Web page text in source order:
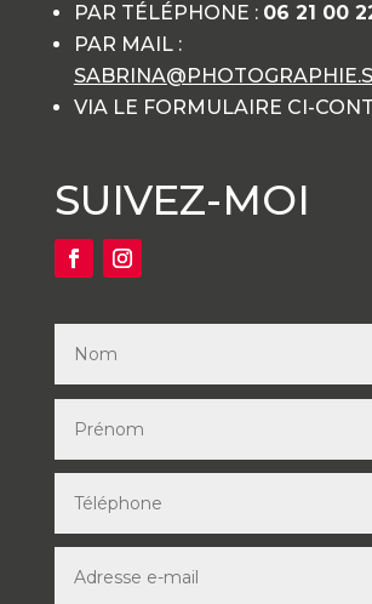
PAR TÉLÉPHONE : 06 21 00
PAR MAIL :
VIA LE FORMULAIRE CI-
SUIVEZ-MOI